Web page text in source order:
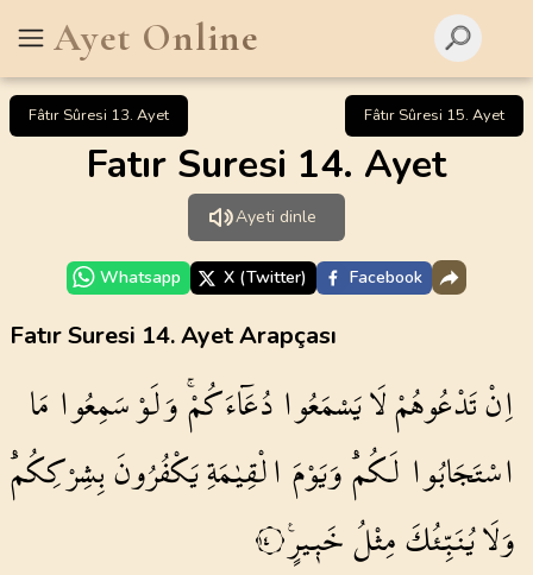
Ayet Online
Fâtır Sûresi 13. Ayet Fâtır Sûresi 15. Ayet
Fatır Suresi 14. Ayet
Ayeti dinle
Whatsapp X (Twitter) Facebook
Fatır Suresi 14. Ayet Arapçası
اِنْتَدْعُوهُمْلَايَسْمَعُوادُعَٓاءَكُمْۚوَلَوْسَمِعُوا مَا
اسْتَجَابُوا لَكُمْۜوَيَوْمَالْقِيٰمَةِيَكْفُرُونَبِشِرْكِكُمْۜ
وَلَايُنَبِّئُكَمِثْلُخَب۪يرٍ۟ ١٤